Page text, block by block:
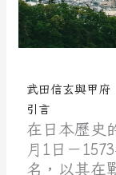
武田信玄與甲
引言
在日本歷史
月1日－
名，以其在